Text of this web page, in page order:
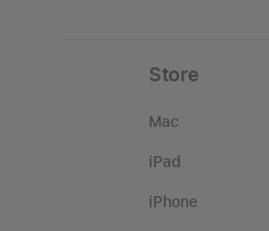
Store
Mac
iPad
iPhone